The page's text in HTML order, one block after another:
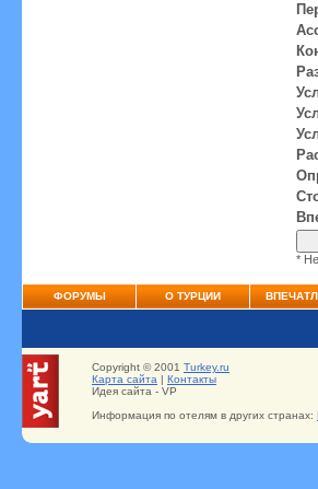
*
ФОРУМЫ О ТУРЦИИ
Copyright © 2001 Turkey.ru
Карта сайта | Контакты
Идея сайта - VP
Информация по отелям в других странах: